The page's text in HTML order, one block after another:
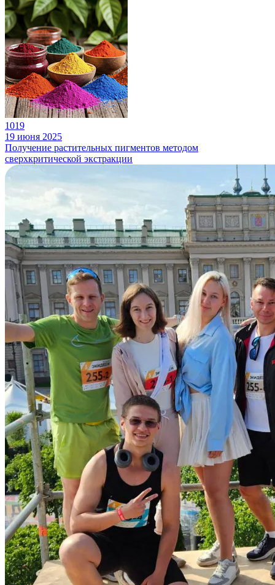
1019
19 июня 2025
Получение растительных пигментов методом
сверхкритической экстракции